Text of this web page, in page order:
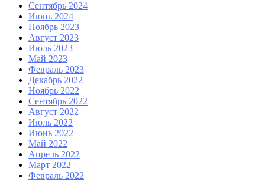
Сентябрь 2024
Июнь 2024
Ноябрь 2023
Август 2023
Июль 2023
Май 2023
Февраль 2023
Декабрь 2022
Ноябрь 2022
Сентябрь 2022
Август 2022
Июль 2022
Июнь 2022
Май 2022
Апрель 2022
Март 2022
Февраль 2022